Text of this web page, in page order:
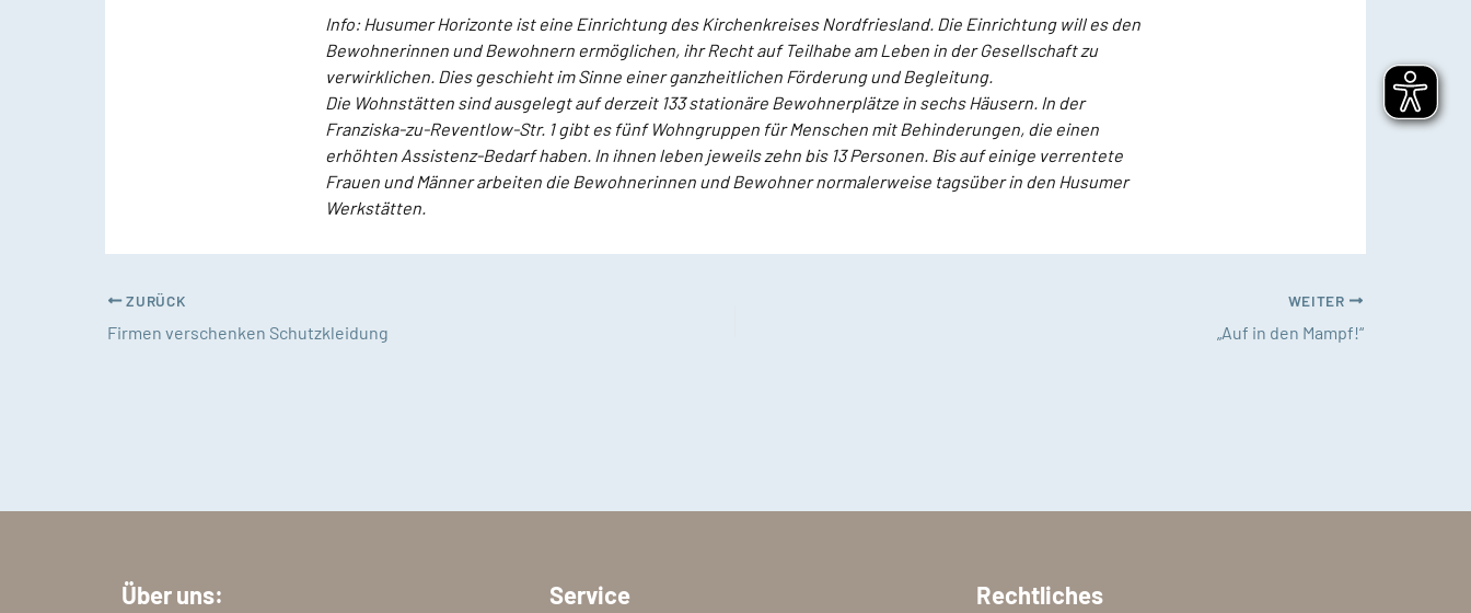
Info: Husumer Horizonte ist eine Einrichtung des Kirchenkreises Nordfriesland. Die Einrichtung will es den
Bewohnerinnen und Bewohnern ermöglichen, ihr Recht auf Teilhabe am Leben in der Gesellschaft zu
verwirklichen. Dies geschieht im Sinne einer ganzheitlichen Förderung und Begleitung.
Die Wohnstätten sind ausgelegt auf derzeit 133 stationäre Bewohnerplätze in sechs Häusern. In der
Franziska-zu-Reventlow-Str. 1 gibt es fünf Wohngruppen für Menschen mit Behinderungen, die einen
erhöhten Assistenz-Bedarf haben. In ihnen leben jeweils zehn bis 13 Personen. Bis auf einige verrentete
Frauen und Männer arbeiten die Bewohnerinnen und Bewohner normalerweise tagsüber in den Husumer
Werkstätten.
ZURÜCK
Firmen verschenken Schutzkleidung
WEITER
„Auf in den Mampf!“
Über uns: Service Rechtliches